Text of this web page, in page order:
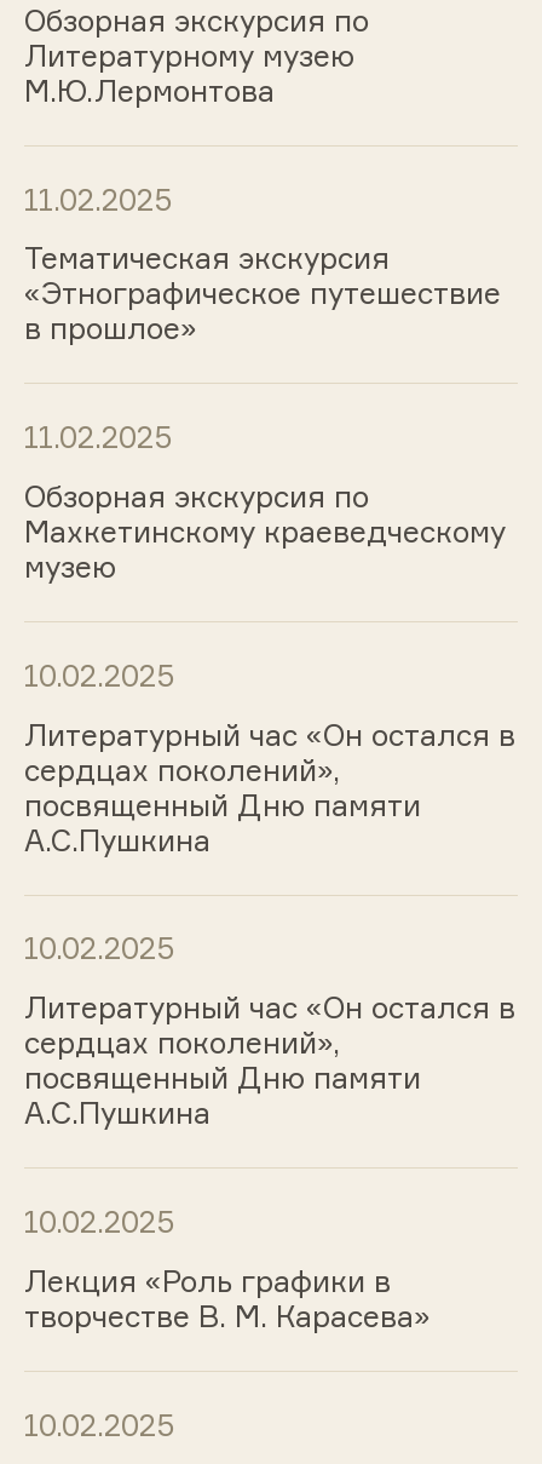
Обзорная экскурсия по
Литературному музею
М.Ю.Лермонтова
11.02.2025
Тематическая экскурсия
«Этнографическое путешествие
в прошлое»
11.02.2025
Обзорная экскурсия по
Махкетинскому краеведческому
музею
10.02.2025
Литературный час «Он остался в
сердцах поколений»,
посвященный Дню памяти
А.С.Пушкина
10.02.2025
Литературный час «Он остался в
сердцах поколений»,
посвященный Дню памяти
А.С.Пушкина
10.02.2025
Лекция «Роль графики в
творчестве В. М. Карасева»
10.02.2025